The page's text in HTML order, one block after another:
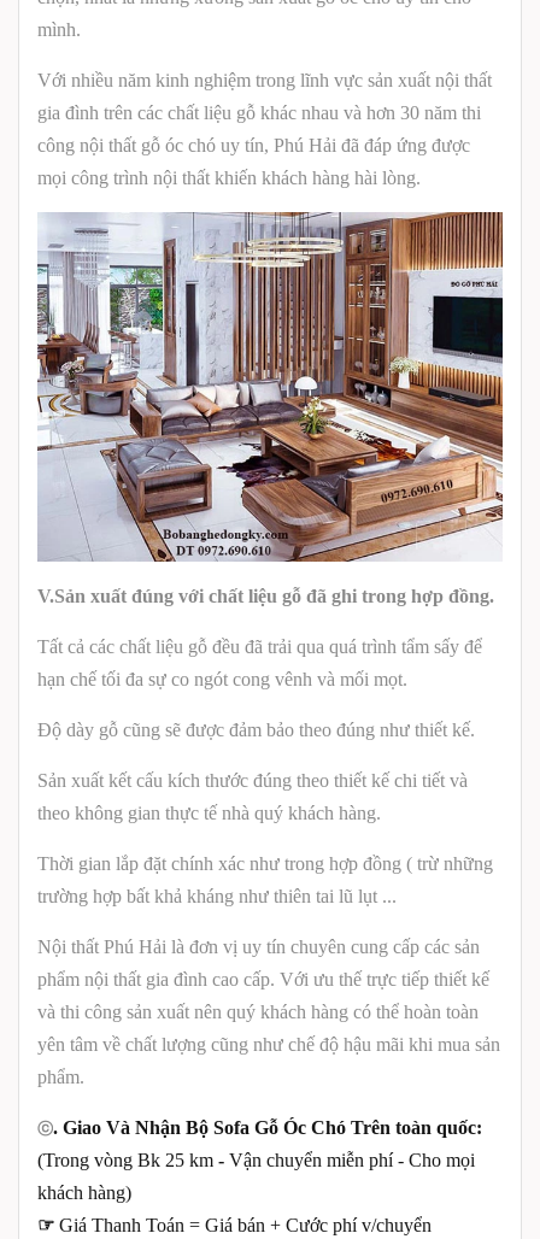
mình.
Với nhiều năm kinh nghiệm trong lĩnh vực sản xuất nội thất
gia đình trên các chất liệu gỗ khác nhau và hơn 30 năm thi
công nội thất gỗ óc chó uy tín, Phú Hải đã đáp ứng được
mọi công trình nội thất khiến khách hàng hài lòng.
V.Sản xuất đúng với chất liệu gỗ đã ghi trong hợp đồng.
Tất cả các chất liệu gỗ đều đã trải qua quá trình tẩm sấy để
hạn chế tối đa sự co ngót cong vênh và mối mọt.
Độ dày gỗ cũng sẽ được đảm bảo theo đúng như thiết kế.
Sản xuất kết cấu kích thước đúng theo thiết kế chi tiết và
theo không gian thực tế nhà quý khách hàng.
Thời gian lắp đặt chính xác như trong hợp đồng ( trừ những
trường hợp bất khả kháng như thiên tai lũ lụt ...
Nội thất Phú Hải là đơn vị uy tín chuyên cung cấp các sản
phẩm nội thất gia đình cao cấp. Với ưu thế trực tiếp thiết kế
và thi công sản xuất nên quý khách hàng có thể hoàn toàn
yên tâm về chất lượng cũng như chế độ hậu mãi khi mua sản
phẩm.
ⓒ. Giao Và Nhận Bộ Sofa Gỗ Óc Chó Trên toàn quốc:
(Trong vòng Bk 25 km - Vận chuyển miễn phí - Cho mọi
khách hàng)
☞ Giá Thanh Toán = Giá bán + Cước phí v/chuyển